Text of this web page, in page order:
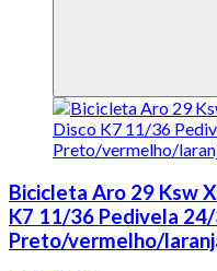
Bicicleta Aro 29 Ksw
K7 11/36 Pedivela
Preto/vermelho/